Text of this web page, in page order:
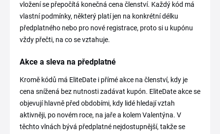
vložení se přepočítá konečná cena členství. Každý kód má
vlastní podmínky, některý platí jen na konkrétní délku
předplatného nebo pro nové registrace, proto si u kupónu
vždy přečti, na co se vztahuje.
Akce a sleva na předplatné
Kromě kódů má EliteDate i přímé akce na členství, kdy je
cena snížená bez nutnosti zadávat kupón. EliteDate akce se
objevují hlavně před obdobími, kdy lidé hledají vztah
aktivněji, po novém roce, na jaře a kolem Valentýna. V
těchto vlnách bývá předplatné nejdostupnější, takže se